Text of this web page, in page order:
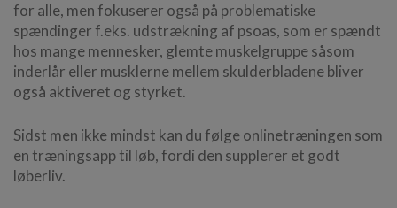
for alle, men fokuserer også på problematiske
spændinger f.eks. udstrækning af psoas, som er spændt
hos mange mennesker, glemte muskelgruppe såsom
inderlår eller musklerne mellem skulderbladene bliver
også aktiveret og styrket.
Sidst men ikke mindst kan du følge onlinetræningen som
en træningsapp til løb, fordi den supplerer et godt
løberliv.